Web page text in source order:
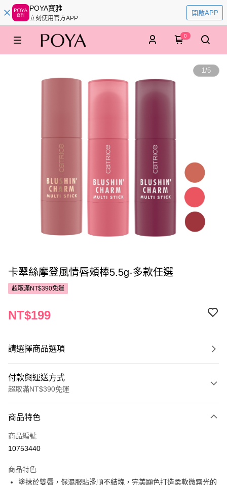
POYA寶雅
立刻使用官方APP
開啟APP
0
1/5
卡翠絲摩登風情唇頰棒5.5g-多款任選
超取滿NT$390免運
NT$199
請選擇商品選項
付款與運送方式
超取滿NT$390免運
POYA支付
信用卡一次付款
LINE Pay
商品特色
商品編號
10753440
商品特色
塗抹於雙唇，保濕服貼滑順不結塊，完美顯色打造柔軟微霧光的